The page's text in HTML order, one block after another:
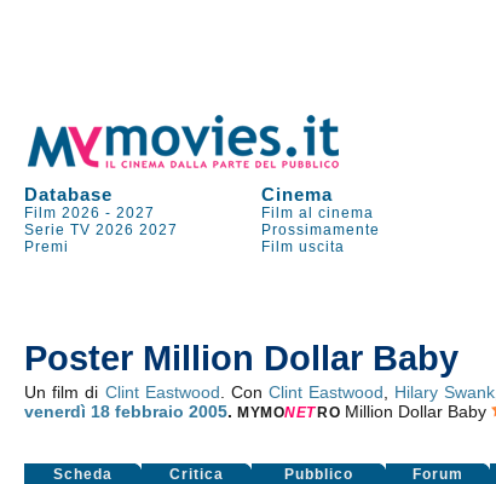
Database Cinema
Film 2026 -2027 Film al cinema
Serie TV 2026 2027 Prossimamente
Premi
Film uscita
Poster Million Dollar Baby
Un film di Clint Eastwood . Con Clint Eastwood Hilary Swank
venerdì 18 febbraio 2005.MYMONET RO Million Dollar Baby
Scheda Critica Pubblico Forum